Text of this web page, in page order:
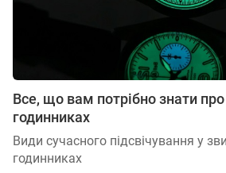
Все, що вам потрібно знати про
годинниках
Види сучасного підсвічування у
годинниках